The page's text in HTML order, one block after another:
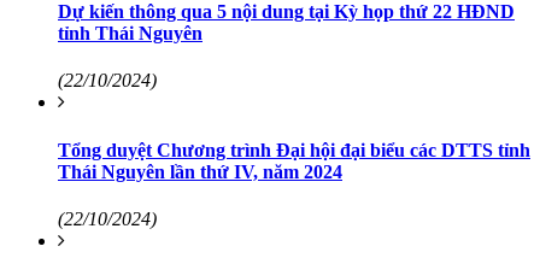
Dự kiến thông qua 5 nội dung tại Kỳ họp thứ 22 HĐND
tỉnh Thái Nguyên
(22/10/2024)
Tổng duyệt Chương trình Đại hội đại biểu các DTTS tỉnh
Thái Nguyên lần thứ IV, năm 2024
(22/10/2024)